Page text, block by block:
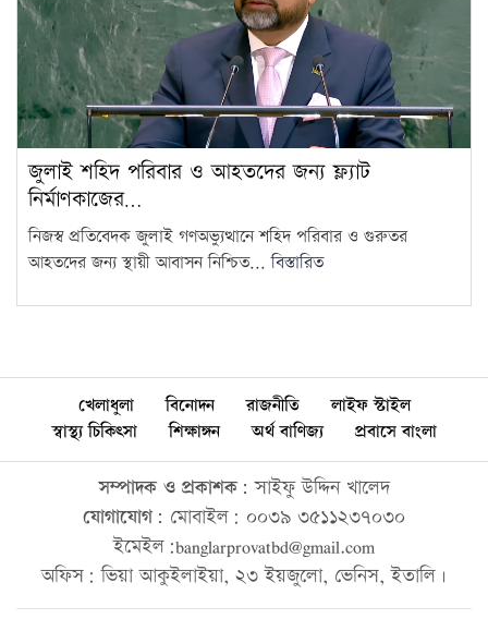
জুলাই শহিদ পরিবার ও আহতদের জন্য ফ্ল্যাট
নির্মাণকাজের…
নিজস্ব প্রতিবেদক জুলাই গণঅভ্যুত্থানে শহিদ পরিবার ও গুরুতর
আহতদের জন্য স্থায়ী আবাসন নিশ্চিত...বিস্তারিত
খেলাধুলা বিনোদন রাজনীতি
লাইফ স্টাইল
স্বাস্থ্য চিকিৎসা
শিক্ষাঙ্গন অর্থ বাণিজ্য প্রবাসে বাংলা
সম্পাদক ও প্রকাশক: সাইফু উদ্দিন খালেদ
যোগাযোগ: মোবাইল: ০০৩৯ ৩৫১১২৩৭০৩০
ইমেইল:banglarprovatbd@gmail.com
অফিস: ভিয়া আকুইলাইয়া, ২৩ ইয়জুলো, ভেনিস, ইতালি।